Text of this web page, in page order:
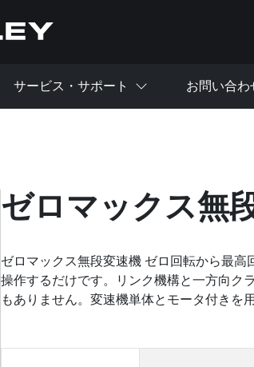
サービス・サポート お問い合わ
ゼロマックス無
ゼロマックス無段変速機 ゼロ回転から最
操作するだけです。リンク機構と一方向ク
もありません。変速機単体とモータ付きを